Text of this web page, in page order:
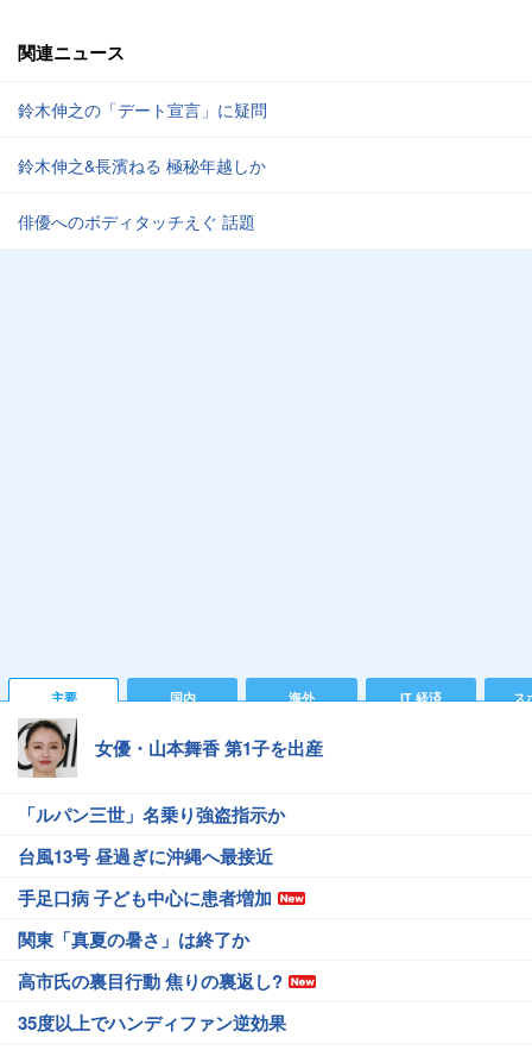
関連ニュース
鈴木伸之の「デート宣言」に疑問
鈴木伸之&長濱ねる 極秘年越しか
俳優へのボディタッチえぐ 話題
主要 国内 海外 IT 経済 ス
女優・山本舞香 第1子を出産
「ルパン三世」名乗り強盗指示か
台風13号 昼過ぎに沖縄へ最接近
手足口病 子ども中心に患者増加
関東「真夏の暑さ」は終了か
高市氏の裏目行動 焦りの裏返し?
35度以上でハンディファン逆効果